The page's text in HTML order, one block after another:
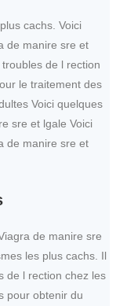
cachs. Voici
de manire sre et
de l rection
le traitement des
Voici quelques
sre et lgale Voici
de manire sre et
de manire sre
les plus cachs. Il
de l rection chez les
pour obtenir du